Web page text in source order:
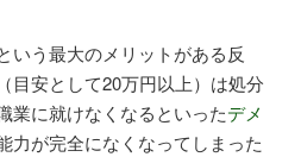
いう最大のメリットがある反
目安として20万円以上）は処分
業に就けなくなるといったデメ
力が完全になくなってしまった